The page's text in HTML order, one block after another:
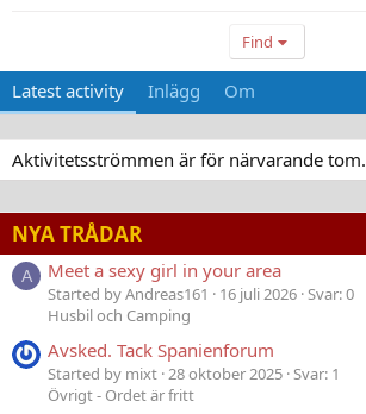
Find
Latest activity Inlägg Om
Aktivitetsströmmen är för närvarande tom.
NYA TRÅDAR
A Meet a sexy girl in your area
Started by Andreas161 16 juli 2026 Svar: 0
Husbil och Camping
Avsked. Tack Spanienforum
Started by mixt 28 oktober 2025 Svar: 1
Övrigt - Ordet är fritt